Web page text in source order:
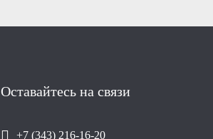
Оставайтесь на связи
+7 (343) 216-16-20